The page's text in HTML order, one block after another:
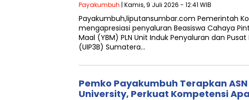
Payakumbuh | Kamis, 9 Juli 2026 - 12:41 WIB
Payakumbuh,liputansumbar.com Pemerintah
mengapresiasi penyaluran Beasiswa Cahaya
Maal (YBM) PLN Unit Induk Penyaluran dan
(UIP3B) Sumatera…
Pemko Payakumbuh Terapkan
University, Perkuat Kompetensi